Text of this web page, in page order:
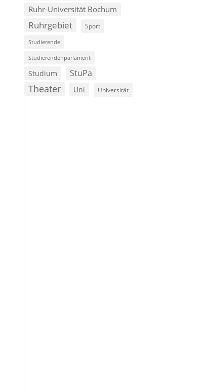
Ruhr-Universität Bochum
Ruhrgebiet Sport
Studierende
Studierendenparlament
Studium StuPa
Theater Uni Universität